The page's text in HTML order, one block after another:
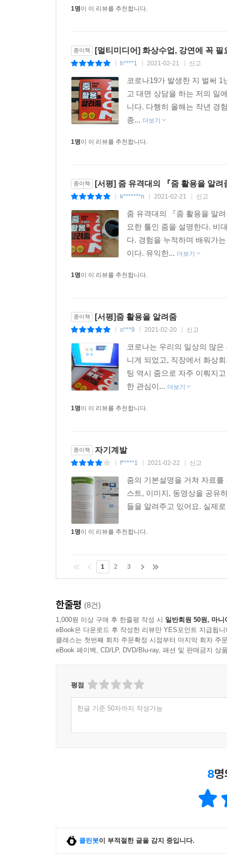
1명이 이 리뷰를 추천합니다.
종이책 [멀티미디어] 화상수업, 강연에 꼭
h****1 2021-02-21 신고
코로나19가 발생한 지 벌써
고 대면 상담을 하는 저의 일
니다. 다행히 올해는 작년 경
종... 더보기
1명이 이 리뷰를 추천합니다.
종이책 [서평] 줌 유격대의 『줌 활용을 알려
k*******n 2021-02-21 신고
줌 유격대의 『줌 활용을 알
요한 툴인 줌을 설명한다. 비
다. 경험을 누적하며 배워가
이다. 유익한... 더보기
1명이 이 리뷰를 추천합니다.
종이책 [서평]줌 활용을 알려줌
o***9 2021-02-20 신고
코로나는 우리의 일상의 많
니게 되었고, 직장에서 화상
팅 역시 줌으로 자주 이뤄지
한 관심이... 더보기
1명이 이 리뷰를 추천합니다.
종이책 자기계발
f*****1 2021-02-22 신고
줌의 기본설명을 거쳐 자료
스트, 이미지, 동영상을 공유
들을 알려주고 있어요. 실제
1명이 이 리뷰를 추천합니다.
1 2 3
한줄평 (8건)
1,000원 이상 구매 후 한줄평 작성 시 일반회원 50원, 마니
eBook은 다운로드 후 작성한 리뷰만 YES포인트 지급됩니
클래스는 첫번째 회차 주문확정 시점부터 마지막 회차 주
eBook 페이백, CD/LP, DVD/Blu-ray, 패션 및 판매금지 상
평점
한글 기준 50자까지 작성가능
8
클린봇이 부적절한 글을 감지 중입니다.